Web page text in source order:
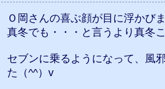
Ｏ岡さんの喜ぶ顔が目に浮かび
真冬でも・・・と言うより真冬
セブンに乗るようになって、風
た（^^）v